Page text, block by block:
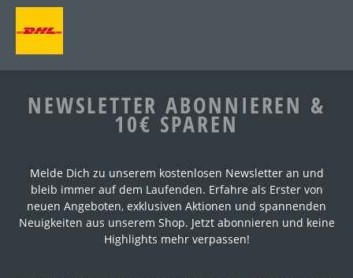
NEWSLETTER ABONNIEREN &
10€ SPAREN
Melde Dich zu unserem kostenlosen Newsletter an und
bleib immer auf dem Laufenden. Erfahre als Erster von
neuen Angeboten, exklusiven Aktionen und spannenden
Neuigkeiten aus unserem Shop. Jetzt abonnieren und keine
Highlights mehr verpassen!